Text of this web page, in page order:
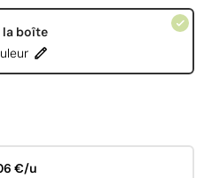
la boîte
€/u